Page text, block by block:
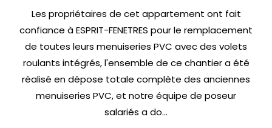
Les propriétaires de cet appartement ont fait
confiance à ESPRIT-FENETRES pour le remplacement
de toutes leurs menuiseries PVC avec des volets
roulants intégrés, l'ensemble de ce chantier a été
réalisé en dépose totale complète des anciennes
menuiseries PVC, et notre équipe de poseur
salariés a do...